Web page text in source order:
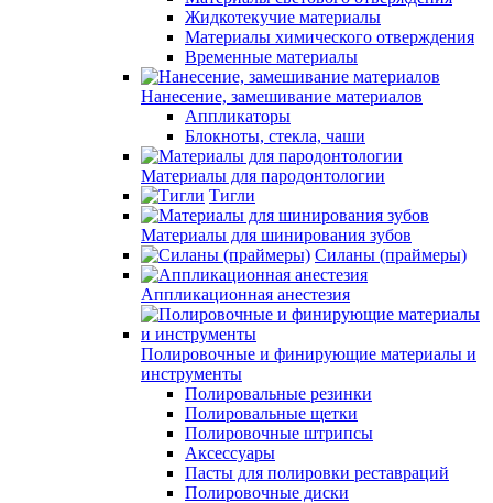
Жидкотекучие материалы
Материалы химического отверждения
Временные материалы
Нанесение, замешивание материалов
Аппликаторы
Блокноты, стекла, чаши
Материалы для пародонтологии
Тигли
Материалы для шинирования зубов
Силаны (праймеры)
Аппликационная анестезия
Полировочные и финирующие материалы и
инструменты
Полировальные резинки
Полировальные щетки
Полировочные штрипсы
Аксессуары
Пасты для полировки реставраций
Полировочные диски